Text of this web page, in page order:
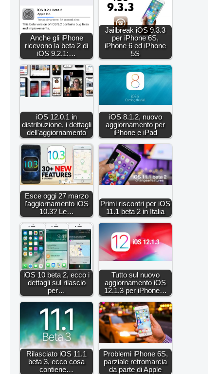
Anche gli iPhone
ricevono la beta 2 di
iOS 9.2.1:…
Jailbreak iOS 9.3.3
per iPhone 6S,
iPhone 6 ed iPhone
5S
iOS 12.0.1 in
distribuzione, i dettagli
dell'aggiornamento
iOS 8.1.2, nuovo
aggiornamento per
iPhone e iPad
Esce oggi 27 marzo
l'aggiornamento iOS
10.3? Le…
Primi riscontri per iOS
11.1 beta 2 in Italia
iOS 10 beta 2, ecco i
dettagli sul rilascio
per…
Tutto sul nuovo
aggiornamento iOS
12.1.3 per iPhone…
Rilasciato iOS 11.1
beta 3, ecco cosa
contiene…
Problemi iPhone 6S,
parziale retromarcia
da parte di Apple